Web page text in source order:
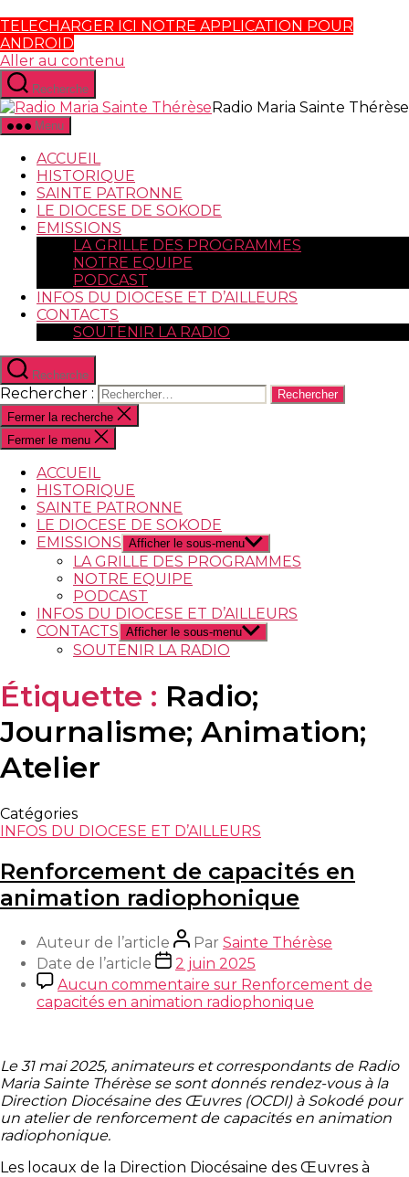
TELECHARGER ICI NOTRE APPLICATION POUR
ANDROID
Aller au contenu
Recherche
Radio Maria Sainte Thérèse
Menu
ACCUEIL
HISTORIQUE
SAINTE PATRONNE
LE DIOCESE DE SOKODE
EMISSIONS
LA GRILLE DES PROGRAMMES
NOTRE EQUIPE
PODCAST
INFOS DU DIOCESE ET D’AILLEURS
CONTACTS
SOUTENIR LA RADIO
Recherche
Rechercher :
Fermer la recherche
Fermer le menu
ACCUEIL
HISTORIQUE
SAINTE PATRONNE
LE DIOCESE DE SOKODE
EMISSIONS Afficher le sous-menu
LA GRILLE DES PROGRAMMES
NOTRE EQUIPE
PODCAST
INFOS DU DIOCESE ET D’AILLEURS
CONTACTS Afficher le sous-menu
SOUTENIR LA RADIO
Étiquette : Radio;
Journalisme; Animation;
Atelier
Catégories
INFOS DU DIOCESE ET D’AILLEURS
Renforcement de capacités en
animation radiophonique
Auteur de l’article Par Sainte Thérèse
Date de l’article
2 juin 2025
Aucun commentaire sur Renforcement de
capacités en animation radiophonique
Le 31 mai 2025, animateurs et correspondants de Radio
Maria Sainte Thérèse se sont donnés rendez-vous à la
Direction Diocésaine des Œuvres (OCDI) à Sokodé pour
un atelier de renforcement de capacités en animation
radiophonique.
Les locaux de la Direction Diocésaine des Œuvres à